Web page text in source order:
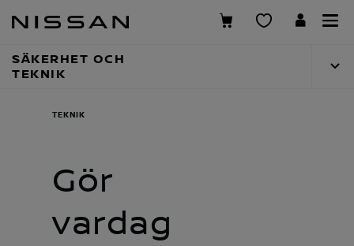
över
huvudinnehåll
SÄKERHET OCH
TEKNIK
Gör
vardag
TEKNIK